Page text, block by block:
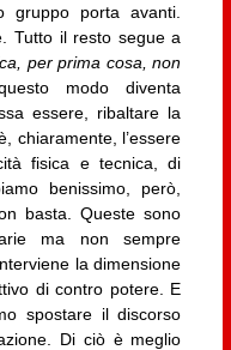
gruppo porta avanti.
Tutto il resto segue a
per prima cosa, non
modo diventa
essere, ribaltare la
chiaramente, l’essere
fisica e tecnica, di
benissimo, però,
basta. Queste sono
ma non sempre
la dimensione
di contro potere. E
spostare il discorso
Di ciò è meglio